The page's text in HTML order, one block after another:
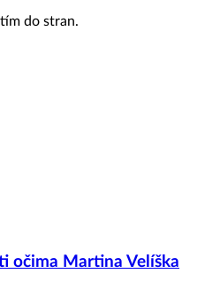
do stran.
očima Martina Velíška